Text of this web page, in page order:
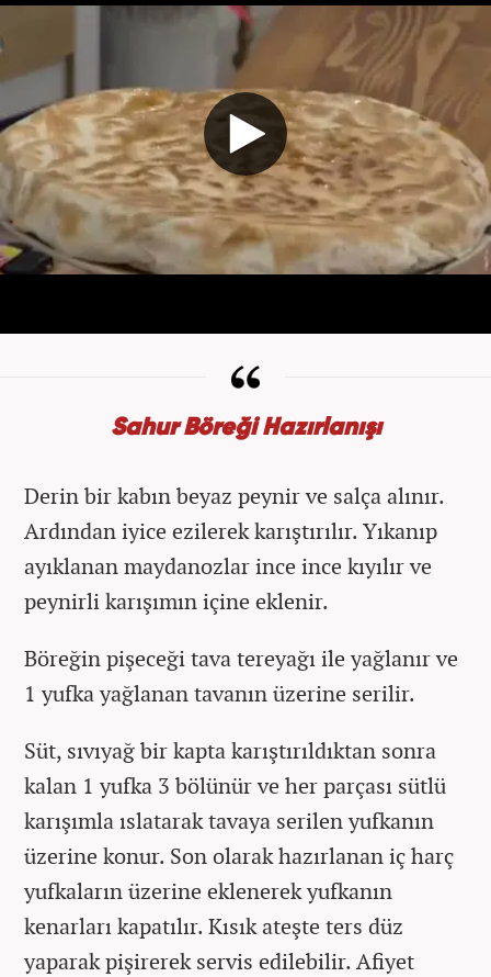
Sahur Böreği Hazırlanışı
Derin bir kabın beyaz peynir ve salça alınır.
Ardından iyice ezilerek karıştırılır. Yıkanıp
ayıklanan maydanozlar ince ince kıyılır ve
peynirli karışımın içine eklenir.
Böreğin pişeceği tava tereyağı ile yağlanır ve
1 yufka yağlanan tavanın üzerine serilir.
Süt, sıvıyağ bir kapta karıştırıldıktan sonra
kalan 1 yufka 3 bölünür ve her parçası sütlü
karışımla ıslatarak tavaya serilen yufkanın
üzerine konur. Son olarak hazırlanan iç harç
yufkaların üzerine eklenerek yufkanın
kenarları kapatılır. Kısık ateşte ters düz
yaparak pişirerek servis edilebilir. Afiyet